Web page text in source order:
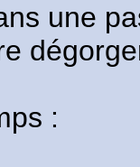
une
: